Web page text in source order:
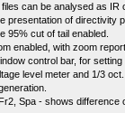
can be analysed as IR
presentation of directivity
95% cut of tail enabled.
enabled, with zoom
control bar, for
level meter and 1/3
Spa - shows difference